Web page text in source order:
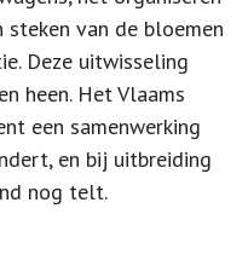
van de bloemen
Deze uitwisseling
heen. Het Vlaams
een samenwerking
en bij uitbreiding
nog telt.